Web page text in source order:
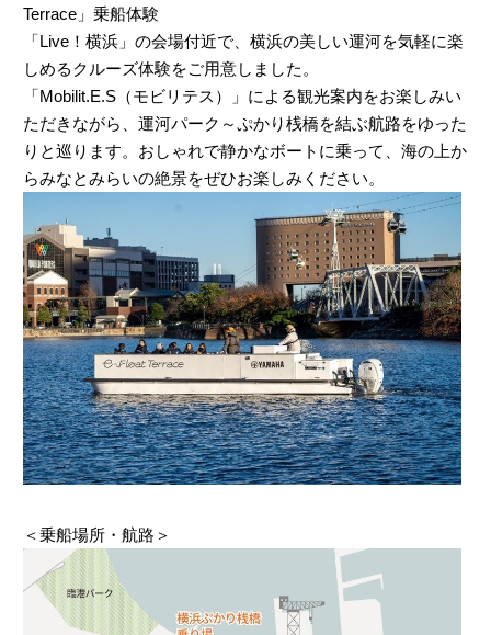
Terrace」乗船体験
「Live！横浜」の会場付近で、横浜の美しい運河を気軽に楽
しめるクルーズ体験をご用意しました。
「Mobilit.E.S（モビリテス）」による観光案内をお楽しみい
ただきながら、運河パーク～ぷかり桟橋を結ぶ航路をゆった
りと巡ります。おしゃれで静かなボートに乗って、海の上か
らみなとみらいの絶景をぜひお楽しみください。
＜乗船場所・航路＞